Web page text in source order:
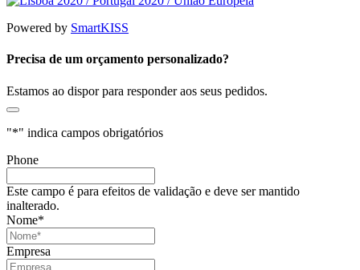
Powered by SmartKISS
Precisa de um orçamento personalizado?
Estamos ao dispor para responder aos seus pedidos.
"*" indica campos obrigatórios
Phone
Este campo é para efeitos de validação e deve ser mantido
inalterado.
Nome*
Empresa